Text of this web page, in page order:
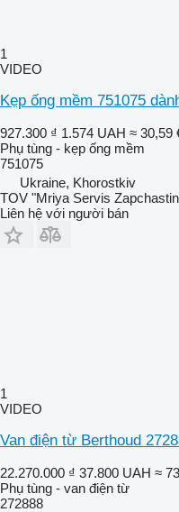
1
VIDEO
Kẹp ống mềm 751075
927.300 ₫ 1.574 UAH ≈ 30,59
Phụ tùng - kẹp ống mềm
751075
Ukraine, Khorostkiv
TOV "Mriya Servis
Liên hệ với người bán
1
VIDEO
Van điện từ Berthoud
22.270.000 ₫ 37.800 UAH ≈
Phụ tùng - van điện từ
272888